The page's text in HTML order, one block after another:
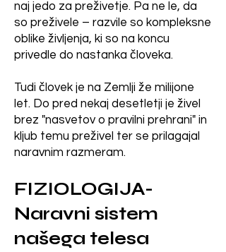
naj jedo za preživetje. Pa ne le, da
so preživele – razvile so kompleksne
oblike življenja, ki so na koncu
privedle do nastanka človeka.
Tudi človek je na Zemlji že milijone
let. Do pred nekaj desetletji je živel
brez "nasvetov o pravilni prehrani" in
kljub temu preživel ter se prilagajal
naravnim razmeram.
FIZIOLOGIJA-
Naravni sistem
našega telesa